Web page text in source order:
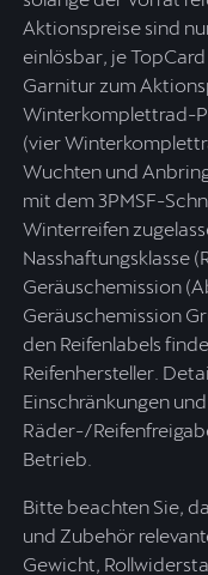
Aktionspreise sind
einlösbar, je
Garnitur zum
Winterkomplettrad-
(vier
Wuchten und
mit dem 3PMSF-
Winterreifen
Nasshaftungsklasse
Geräuschemission
Geräuschemission
den Reifenlabels
Reifenhersteller.
Einschränkungen
Räder-/
Betrieb.
Bitte beachten Sie,
und Zubehör
Gewicht,